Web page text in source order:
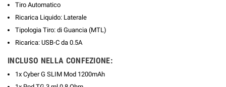
Tiro Automatico
Ricarica Liquido: Laterale
Tipologia Tiro: di Guancia (MTL)
Ricarica: USB-C da 0.5A
INCLUSO NELLA CONFEZIONE:
1x Cyber G SLIM Mod 1200mAh